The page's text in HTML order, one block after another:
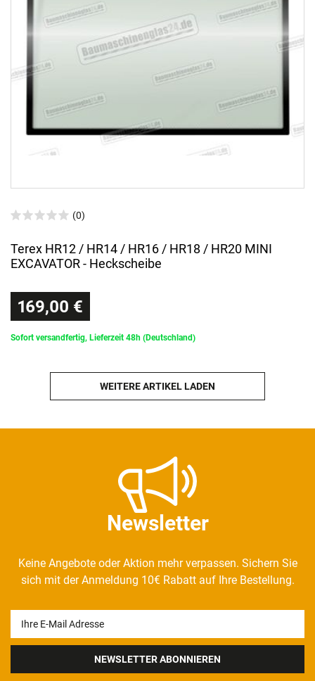
(0)
Terex HR12 / HR14 / HR16 / HR18 / HR20 MINI
EXCAVATOR - Heckscheibe
169,00 €
Sofort versandfertig, Lieferzeit 48h (Deutschland)
WEITERE ARTIKEL LADEN
Newsletter
Keine Angebote oder Aktion mehr verpassen. Sichern Sie
sich mit der Anmeldung 10€ Rabatt auf Ihre Bestellung.
Honig
NEWSLETTER ABONNIEREN